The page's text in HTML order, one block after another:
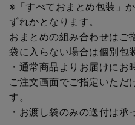
※「すべておまとめ包装」
ずれかとなります。
おまとめの組み合わせはご
袋に入らない場合は個別包
・通常商品よりお届けにお
ご注文画面でご指定いただ
す。
・お渡し袋のみの送付は承